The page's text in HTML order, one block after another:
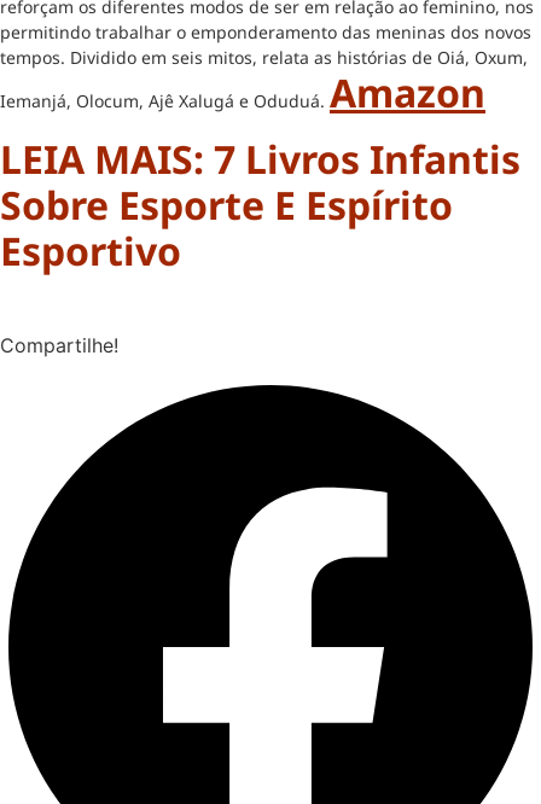
reforçam os diferentes modos de ser em relação ao feminino, nos
permitindo trabalhar o emponderamento das meninas dos novos
tempos. Dividido em seis mitos, relata as histórias de Oiá, Oxum,
Iemanjá, Olocum, Ajê Xalugá e Oduduá. Amazon
LEIA MAIS: 7 Livros Infantis
Sobre Esporte E Espírito
Esportivo
Compartilhe!